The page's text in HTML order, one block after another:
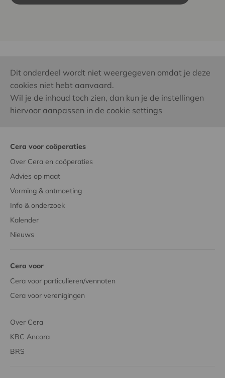
Dit onderdeel wordt niet weergegeven omdat je deze
cookies niet hebt aanvaard.
Wil je de inhoud toch zien, dan kun je de instellingen
hiervoor aanpassen in de cookie settings
Cera voor coöperaties
Over Cera en coöperaties
Advies op maat
Vorming & ontmoeting
Info & onderzoek
Kalender
Nieuws
Cera voor
Cera voor particulieren/vennoten
Cera voor verenigingen
Over Cera
KBC Ancora
BRS